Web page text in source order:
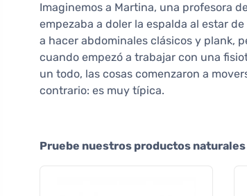
Imaginemos a Martina, una profesora
empezaba a doler la espalda al estar
a hacer abdominales clásicos y plank,
cuando empezó a trabajar con una
un todo, las cosas comenzaron a
contrario: es muy típica.
Pruebe nuestros productos naturales